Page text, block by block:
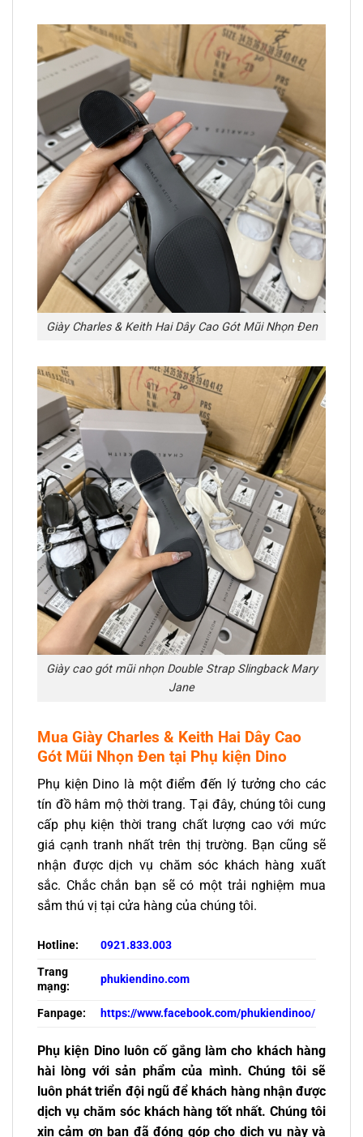
Giày Charles & Keith Hai Dây Cao Gót Mũi Nhọn Đen
Giày cao gót mũi nhọn Double Strap Slingback Mary
Jane
Mua Giày Charles & Keith Hai Dây Cao
Gót Mũi Nhọn Đen tại Phụ kiện Dino
Phụ kiện Dino là một điểm đến lý tưởng cho các
tín đồ hâm mộ thời trang. Tại đây, chúng tôi cung
cấp phụ kiện thời trang chất lượng cao với mức
giá cạnh tranh nhất trên thị trường. Bạn cũng sẽ
nhận được dịch vụ chăm sóc khách hàng xuất
sắc. Chắc chắn bạn sẽ có một trải nghiệm mua
sắm thú vị tại cửa hàng của chúng tôi.
Hotline:
0921.833.003
Trang
mạng:
phukiendino.com
Fanpage: https://www.facebook.com/phukiendinoo/
Phụ kiện Dino luôn cố gắng làm cho khách hàng
hài lòng với sản phẩm của mình. Chúng tôi sẽ
luôn phát triển đội ngũ để khách hàng nhận được
dịch vụ chăm sóc khách hàng tốt nhất. Chúng tôi
xin cảm ơn bạn đã đóng góp cho dịch vụ này và